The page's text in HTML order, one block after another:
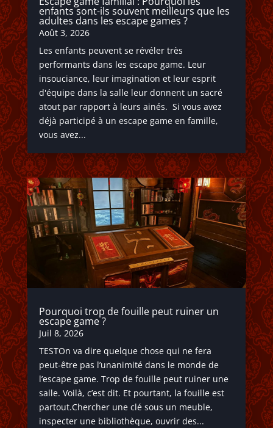
enfants sont-ils souvent meilleurs que les
adultes dans les escape games ?
Août 3, 2026
Les enfants peuvent se révéler très
performants dans les escape game. Leur
insouciance, leur imagination et leur esprit
d'équipe dans la salle leur donnent un sacré
atout par rapport à leurs ainés. Si vous avez
déjà participé à un escape game en famille,
vous avez...
Pourquoi trop de fouille peut ruiner un
escape game ?
Juil 8, 2026
TESTOn va dire quelque chose qui ne fera
peut-être pas l’unanimité dans le monde de
l’escape game. Trop de fouille peut ruiner une
salle. Voilà, c’est dit. Et pourtant, la fouille est
partout.Chercher une clé sous un meuble,
inspecter une bibliothèque, ouvrir des...